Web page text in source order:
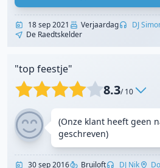
18 sep 2021 Verjaardag DJ
De Raedtskelder
"top feestje"
8.3/ 10
(Onze klant heeft geen
geschreven)
30 sep 2016 Bruiloft DJ Nik